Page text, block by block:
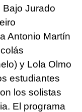
Bajo Jurado
Antonio Martín
y Lola Olmo
estudiantes
los solistas
El programa